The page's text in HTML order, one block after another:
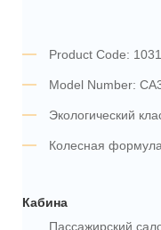
Product Code:
Model Number:
Экологический
Колесная
Кабина
Пассажирский